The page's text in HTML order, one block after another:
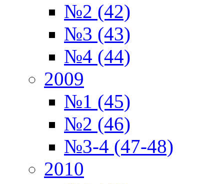
№2 (42)
№3 (43)
№4 (44)
2009
№1 (45)
№2 (46)
№3-4 (47-48)
2010